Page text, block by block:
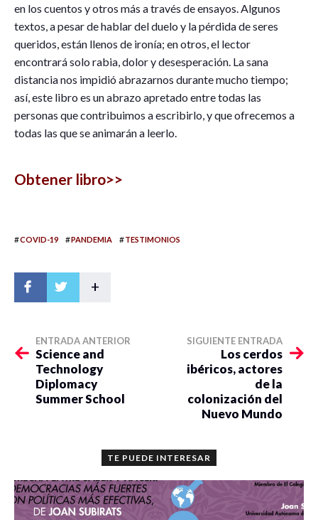
en los cuentos y otros más a través de ensayos. Algunos
textos, a pesar de hablar del duelo y la pérdida de seres
queridos, están llenos de ironía; en otros, el lector
encontrará solo rabia, dolor y desesperación. La sana
distancia nos impidió abrazarnos durante mucho tiempo;
así, este libro es un abrazo apretado entre todas las
personas que contribuimos a escribirlo, y que ofrecemos a
todas las que se animarán a leerlo.
Obtener libro>>
#COVID-19 #PANDEMIA #TESTIMONIOS
+
ENTRADA ANTERIOR
Science and
Technology
Diplomacy
Summer School
SIGUIENTE ENTRADA
Los cerdos
ibéricos, actores
de la
colonización del
Nuevo Mundo
TE PUEDE INTERESAR